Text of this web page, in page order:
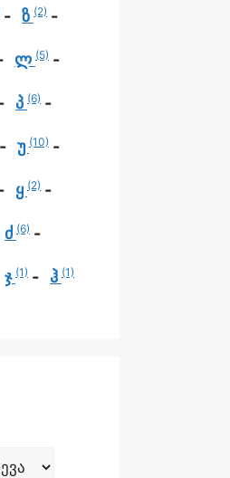
ზ (2)
ლ (5)
პ (6)
უ (10)
ყ (2)
ძ (6)
ჯ (1) ჰ (1)